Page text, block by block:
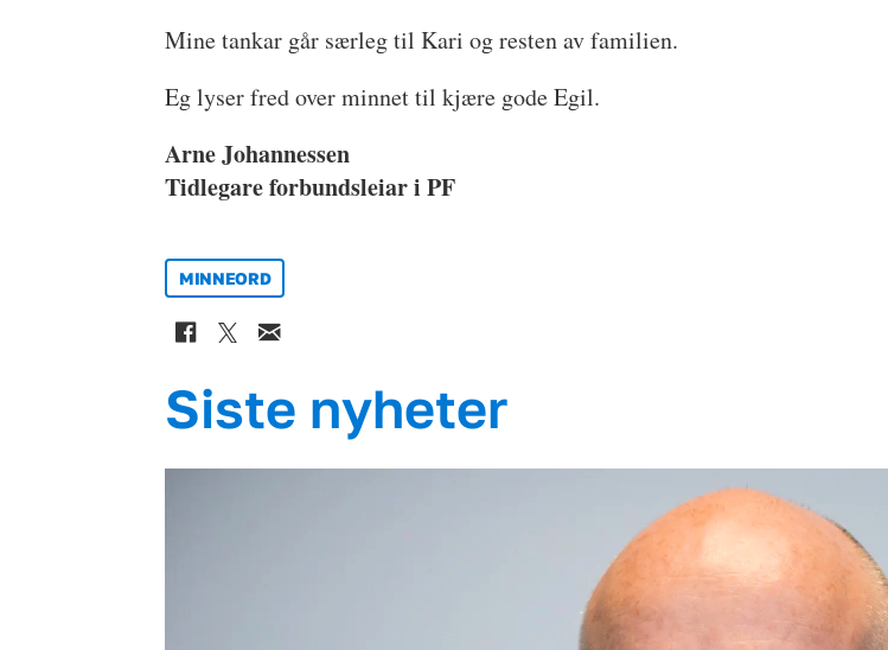
Mine tankar går særleg til Kari og resten av familien.
Eg lyser fred over minnet til kjære gode Egil.
Arne Johannessen
Tidlegare forbundsleiar i PF
MINNEORD
Siste nyheter